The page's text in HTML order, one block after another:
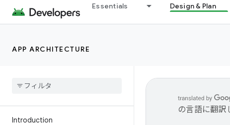
Essentials Design & Plan
APP ARCHITECTURE
Introduction
の言語に翻訳